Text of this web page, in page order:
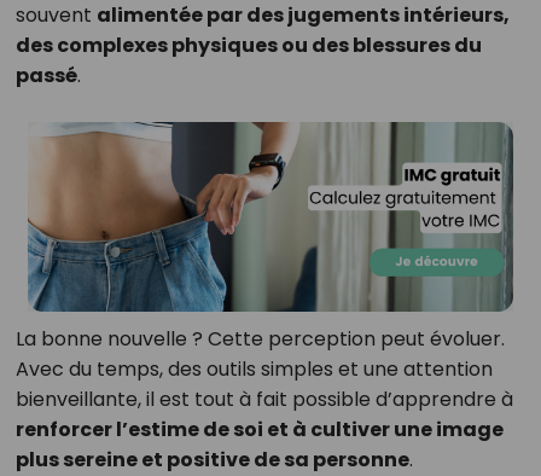
souvent alimentée par des jugements intérieurs,
des complexes physiques ou des blessures du
passé.
La bonne nouvelle ? Cette perception peut évoluer.
Avec du temps, des outils simples et une attention
bienveillante, il est tout à fait possible d’apprendre à
renforcer l’estime de soi et à cultiver une image
plus sereine et positive de sa personne.